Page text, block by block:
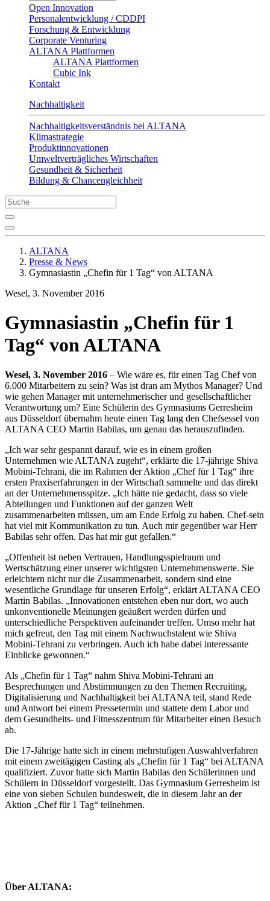
Open Innovation
Personalentwicklung / CDDPI
Forschung & Entwicklung
Corporate Venturing
ALTANA Plattformen
ALTANA Plattformen
Cubic Ink
Kontakt
Nachhaltigkeit
Nachhaltigkeitsverständnis bei ALTANA
Klimastrategie
Produktinnovationen
Umweltverträgliches Wirtschaften
Gesundheit & Sicherheit
Bildung & Chancengleichheit
ALTANA
Presse & News
Gymnasiastin „Chefin für 1 Tag“ von ALTANA
Wesel, 3. November 2016
Gymnasiastin „Chefin für 1
Tag“ von ALTANA
Wesel, 3. November 2016 – Wie wäre es, für einen Tag Chef von
6.000 Mitarbeitern zu sein? Was ist dran am Mythos Manager? Und
wie gehen Manager mit unternehmerischer und gesellschaftlicher
Verantwortung um? Eine Schülerin des Gymnasiums Gerresheim
aus Düsseldorf übernahm heute einen Tag lang den Chefsessel von
ALTANA CEO Martin Babilas, um genau das herauszufinden.
„Ich war sehr gespannt darauf, wie es in einem großen
Unternehmen wie ALTANA zugeht“, erklärte die 17-jährige Shiva
Mobini-Tehrani, die im Rahmen der Aktion „Chef für 1 Tag“ ihre
ersten Praxiserfahrungen in der Wirtschaft sammelte und das direkt
an der Unternehmensspitze. „Ich hätte nie gedacht, dass so viele
Abteilungen und Funktionen auf der ganzen Welt
zusammenarbeiten müssen, um am Ende Erfolg zu haben. Chef-sein
hat viel mit Kommunikation zu tun. Auch mir gegenüber war Herr
Babilas sehr offen. Das hat mir gut gefallen.“
„Offenheit ist neben Vertrauen, Handlungsspielraum und
Wertschätzung einer unserer wichtigsten Unternehmenswerte. Sie
erleichtern nicht nur die Zusammenarbeit, sondern sind eine
wesentliche Grundlage für unseren Erfolg“, erklärt ALTANA CEO
Martin Babilas. „Innovationen entstehen eben nur dort, wo auch
unkonventionelle Meinungen geäußert werden dürfen und
unterschiedliche Perspektiven aufeinander treffen. Umso mehr hat
mich gefreut, den Tag mit einem Nachwuchstalent wie Shiva
Mobini-Tehrani zu verbringen. Auch ich habe dabei interessante
Einblicke gewonnen.“
Als „Chefin für 1 Tag“ nahm Shiva Mobini-Tehrani an
Besprechungen und Abstimmungen zu den Themen Recruiting,
Digitalisierung und Nachhaltigkeit bei ALTANA teil, stand Rede
und Antwort bei einem Pressetermin und stattete dem Labor und
dem Gesundheits- und Fitnesszentrum für Mitarbeiter einen Besuch
ab.
Die 17-Jährige hatte sich in einem mehrstufigen Auswahlverfahren
mit einem zweitägigen Casting als „Chefin für 1 Tag“ bei ALTANA
qualifiziert. Zuvor hatte sich Martin Babilas den Schülerinnen und
Schülern in Düsseldorf vorgestellt. Das Gymnasium Gerresheim ist
eine von sieben Schulen bundesweit, die in diesem Jahr an der
Aktion „Chef für 1 Tag“ teilnehmen.
Über ALTANA: